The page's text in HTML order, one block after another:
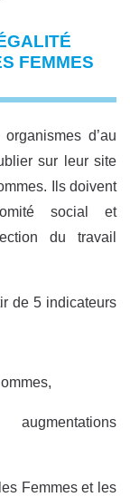
FEMMES
d’au
sur leur site
Ils doivent
social et
du travail
de 5 indicateurs
Femmes et les